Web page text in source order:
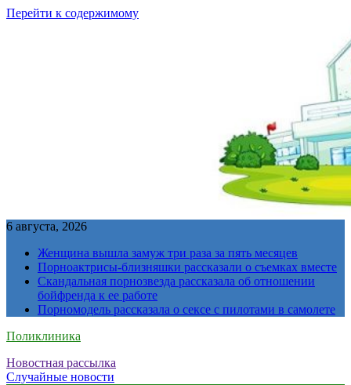
Перейти к содержимому
6 августа, 2026
Женщина вышла замуж три раза за пять месяцев
Порноактрисы-близняшки рассказали о съемках вместе
Скандальная порнозвезда рассказала об отношении
бойфренда к ее работе
Порномодель рассказала о сексе с пилотами в самолете
Поликлиника
Новостная рассылка
Случайные новости